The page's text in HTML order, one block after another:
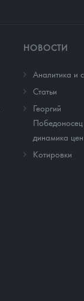
НОВОСТИ
Аналитика и
Cтатьи
Георгий
Победоносец
динамика цен
Котировки